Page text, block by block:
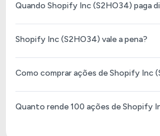
Quando Shopify Inc (S2HO34) paga
Shopify Inc (S2HO34) vale a pena?
Como comprar ações de Shopify Inc
Quanto rende 100 ações de Shopify